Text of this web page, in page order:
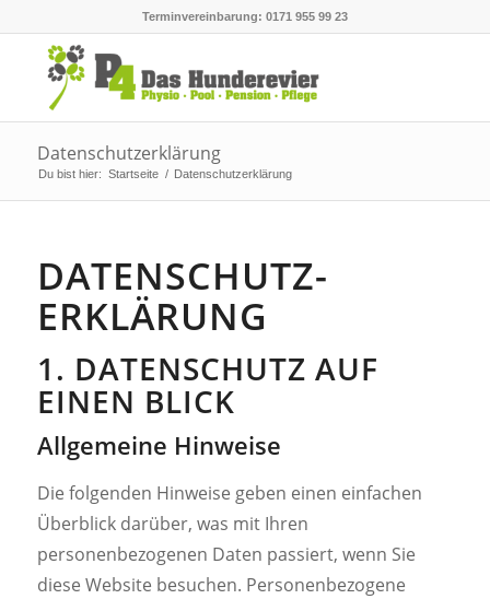
Terminvereinbarung: 0171 955 99 23
Datenschutzerklärung
Du bist hier: Startseite / Datenschutzerklärung
DATENSCHUTZ­
ERKLÄRUNG
1. DATENSCHUTZ AUF
EINEN BLICK
Allgemeine Hinweise
Die folgenden Hinweise geben einen einfachen
Überblick darüber, was mit Ihren
personenbezogenen Daten passiert, wenn Sie
diese Website besuchen. Personenbezogene